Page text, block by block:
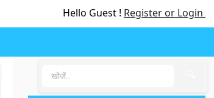
Hello Guest ! Register or Login